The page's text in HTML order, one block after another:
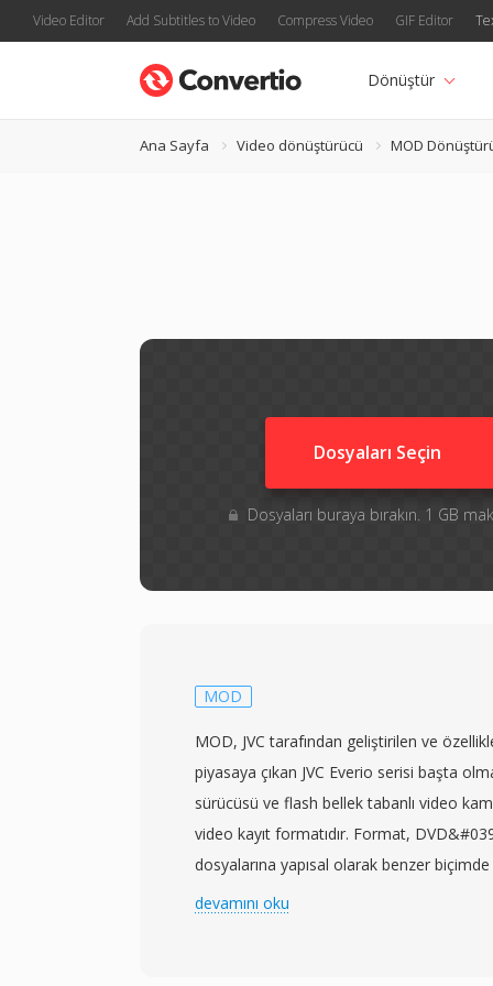
Video Editor Add Subtitles to Video Compress Video GIF Editor
Dönüştür
Ana Sayfa Video dönüştürücü MOD
Dosyaları Seçin
Dosyaları buraya bırakın. 1 GB
MOD
MOD, JVC tarafından geliştirilen ve
piyasaya çıkan JVC Everio serisi başta
sürücüsü ve flash bellek tabanlı video
video kayıt formatıdır. Format,
dosyalarına yapısal olarak benzer
Dolby Digital sesiyle birlikte standart
devamını oku